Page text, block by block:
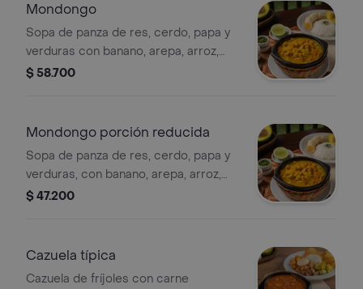
Mondongo
Sopa de panza de res, cerdo, papa y
verduras con banano, arepa, arroz,
aguacate, cilantro y limón.
$ 58.700
Mondongo porción reducida
Sopa de panza de res, cerdo, papa y
verduras, con banano, arepa, arroz,
aguacate, cilantro y limón. (foto
$ 47.200
Cazuela típica
Cazuela de fríjoles con carne